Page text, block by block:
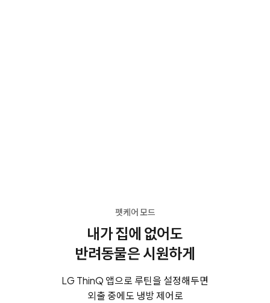
펫케어 모드
내가 집에 없어도
반려동물은 시원하게
LG ThinQ 앱으로 루틴을 설정해두면
외출 중에도 냉방 제어로